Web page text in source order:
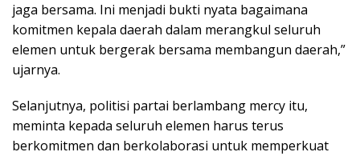
jaga bersama. Ini menjadi bukti nyata bagaimana
komitmen kepala daerah dalam merangkul seluruh
elemen untuk bergerak bersama membangun daerah,”
ujarnya.
Selanjutnya, politisi partai berlambang mercy itu,
meminta kepada seluruh elemen harus terus
berkomitmen dan berkolaborasi untuk memperkuat